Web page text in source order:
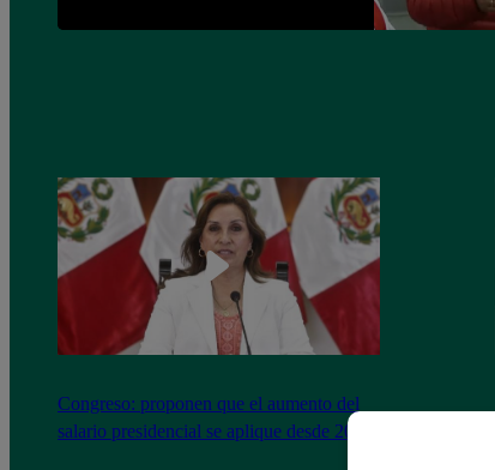
Congreso: proponen que el aumento del
salario presidencial se aplique desde 2026